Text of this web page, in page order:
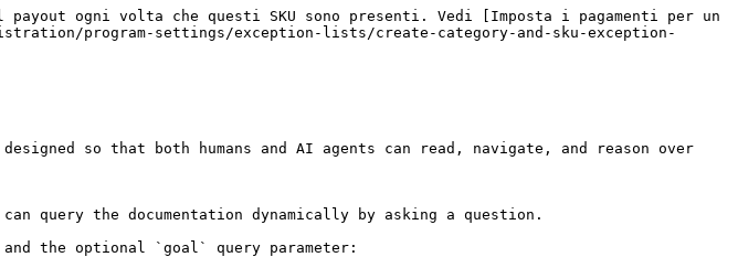
ogni volta che questi SKU sono presenti. Vedi [Imposta i pagamenti per un
program-settings/exception-lists/create-category-and-sku-exception-
so that both humans and AI agents can read, navigate, and reason over
the documentation dynamically by asking a question.
and the optional `goal` query parameter: